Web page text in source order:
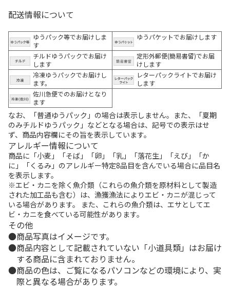
配送情報について
ゆうパック等でお届けしま
す
ゆうパケットでお届けします
チルドゆうパックでお届け
します
定形外郵便(簡易書留)でお届
けします
冷凍ゆうパックでお届けし
ます。
レターパックライトでお届け
します
佐川急便でのお届けとなり
ます
なお、「普通ゆうパック」の場合は表示しません。また、「夏期
のみチルドゆうパック」などとなる場合は、記号での表示はせ
ず、商品内容欄にその旨を表示しています。
アレルギー情報について
商品に「小麦」「そば」「卵」「乳」「落花生」「えび」「か
に」「くるみ」のアレルギー特定8品目を含んでいる場合に品目名
を表示します。
※エビ・カニを除く魚介類（これらの魚介類を原材料として製造
された加工品も含む）は、漁獲漁法によりエビ・カニが混じって
いる場合があります。 また、これらの魚介類は、エサとしてエ
ビ・カニを食べている可能性があります。
その他
商品写真はイメージです。
商品内容として記載されていない「小道具類」はお届け
する商品に含まれておりません。
商品の色は、ご覧になるパソコンなどの環境により、実
際と異なる場合があります。